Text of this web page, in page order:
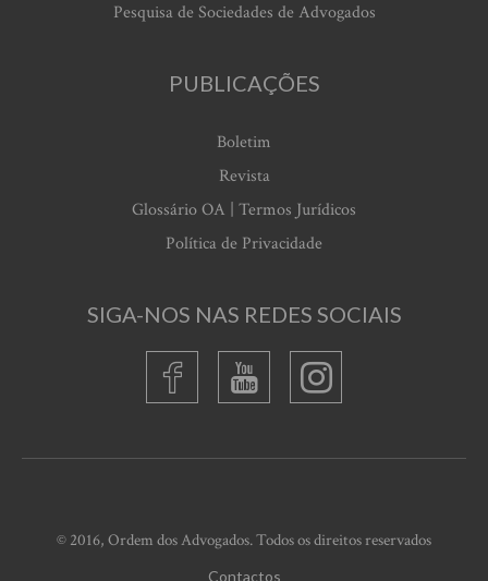
Pesquisa de Sociedades de Advogados
PUBLICAÇÕES
Boletim
Revista
Glossário OA | Termos Jurídicos
Política de Privacidade
SIGA-NOS NAS REDES SOCIAIS
© 2016, Ordem dos Advogados. Todos os direitos reservados
Contactos